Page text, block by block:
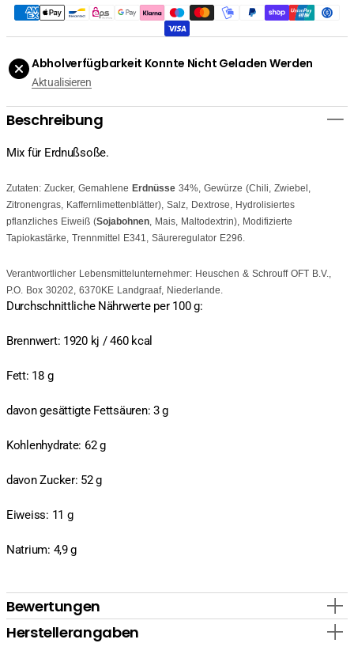
Lobo,
50g
verringern
Lobo,
erhöhen
Abholverfügbarkeit Konnte Nicht Geladen Werden
Aktualisieren
Beschreibung
Mix für Erdnußsoße.
Zutaten: Zucker, Gemahlene Erdnüsse 34%, Gewürze (Chili, Zwiebel,
Zitronengras, Kaffernlimettenblätter), Salz, Dextrose, Hydrolisiertes
pflanzliches Eiweiß (Sojabohnen, Mais, Maltodextrin), Modifizierte
Tapiokastärke, Trennmittel E341, Säureregulator E296.
Verantwortlicher Lebensmittelunternehmer: Heuschen & Schrouff OFT B.V.,
P.O. Box 30202, 6370KE Landgraaf, Niederlande.
Durchschnittliche Nährwerte per 100 g:
Brennwert: 1920 kj / 460 kcal
Fett: 18 g
davon gesättigte Fettsäuren: 3 g
Kohlenhydrate: 62 g
davon Zucker: 52 g
Eiweiss: 11 g
Natrium: 4,9 g
Bewertungen
Herstellerangaben